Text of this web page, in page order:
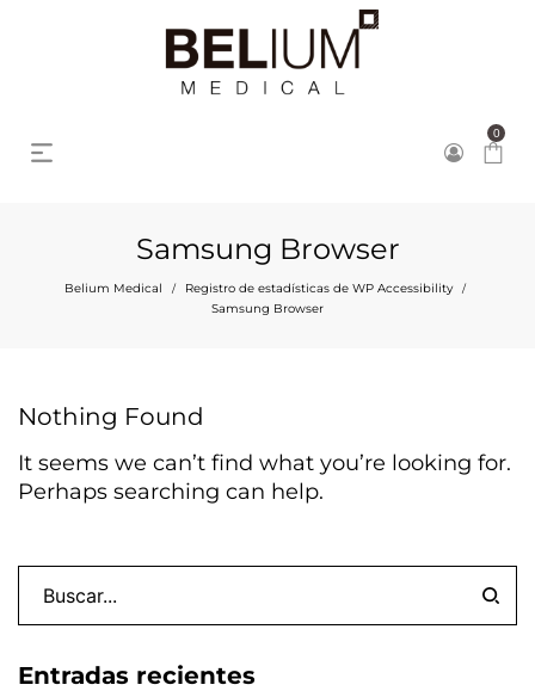
0
Samsung Browser
Belium Medical / Registro de estadísticas de WP Accessibility /
Samsung Browser
Nothing Found
It seems we can’t find what you’re looking for.
Perhaps searching can help.
Entradas recientes